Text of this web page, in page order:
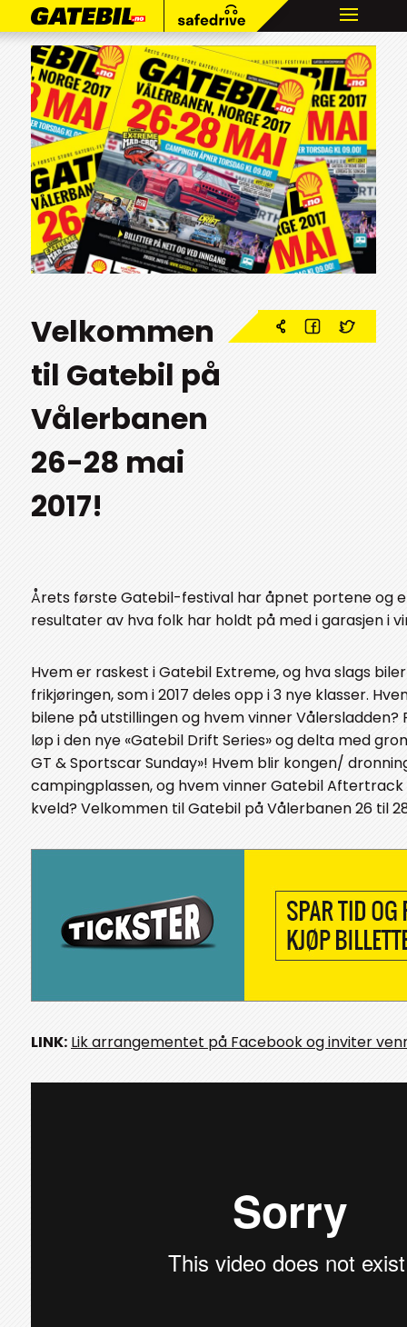
Velkommen
til Gatebil på
Vålerbanen
26-28 mai
2017!
Årets første Gatebil-festival har åpnet portene og
resultater av hva folk har holdt på med i garasjen i
Hvem er raskest i Gatebil Extreme, og hva slags
frikjøringen, som i 2017 deles opp i 3 nye klasser.
bilene på utstillingen og hvem vinner Vålersladden?
løp i den nye «Gatebil Drift Series» og delta med
GT & Sportscar Sunday»! Hvem blir kongen/
campingplassen, og hvem vinner Gatebil
kveld? Velkommen til Gatebil på Vålerbanen 26 til
LINK: Lik arrangementet på Facebook og inviter